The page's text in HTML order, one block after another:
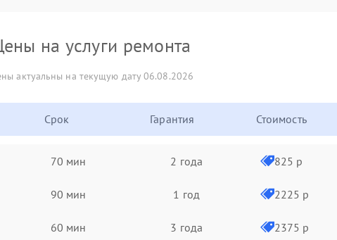
на услуги ремонта
актуальны на текущую дату 06.08.2026
Срок Гарантия Стоимость
70 мин 2 года 825 р
90 мин 1 год 2225 р
60 мин 3 года 2375 р